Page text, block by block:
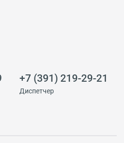
+7 (391) 219-29-21
Диспетчер